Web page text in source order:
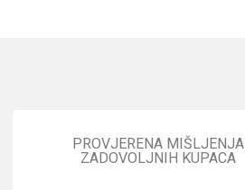
PROVJERENA MIŠLJENJA
ZADOVOLJNIH KUPACA